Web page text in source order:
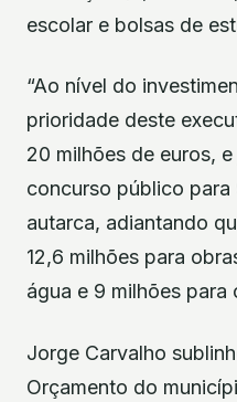
escolar e bolsas de
“Ao nível do
prioridade deste
20 milhões de euros,
concurso público para
autarca, adiantando
12,6 milhões para
água e 9 milhões
Jorge Carvalho
Orçamento do